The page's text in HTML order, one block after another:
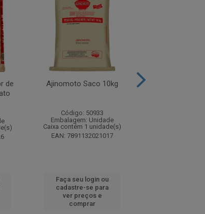
de
Ajinomoto Saco 10kg
Código: 50933
Embalagem: Unidade
Caixa contém 1 unidade(s)
EAN: 7891132021017
Faça seu login ou
cadastre-se para
ver preços e
comprar